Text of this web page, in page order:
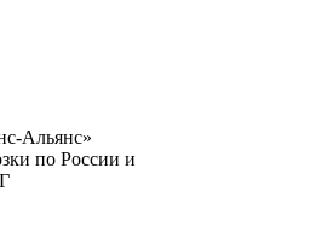
Альянс»
по России и